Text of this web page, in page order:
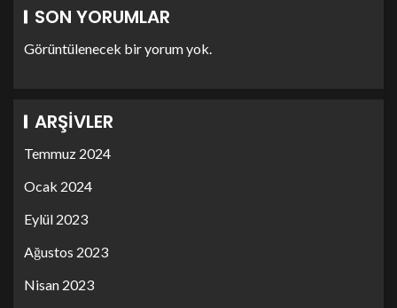
SON YORUMLAR
Görüntülenecek bir yorum yok.
ARŞIVLER
Temmuz 2024
Ocak 2024
Eylül 2023
Ağustos 2023
Nisan 2023